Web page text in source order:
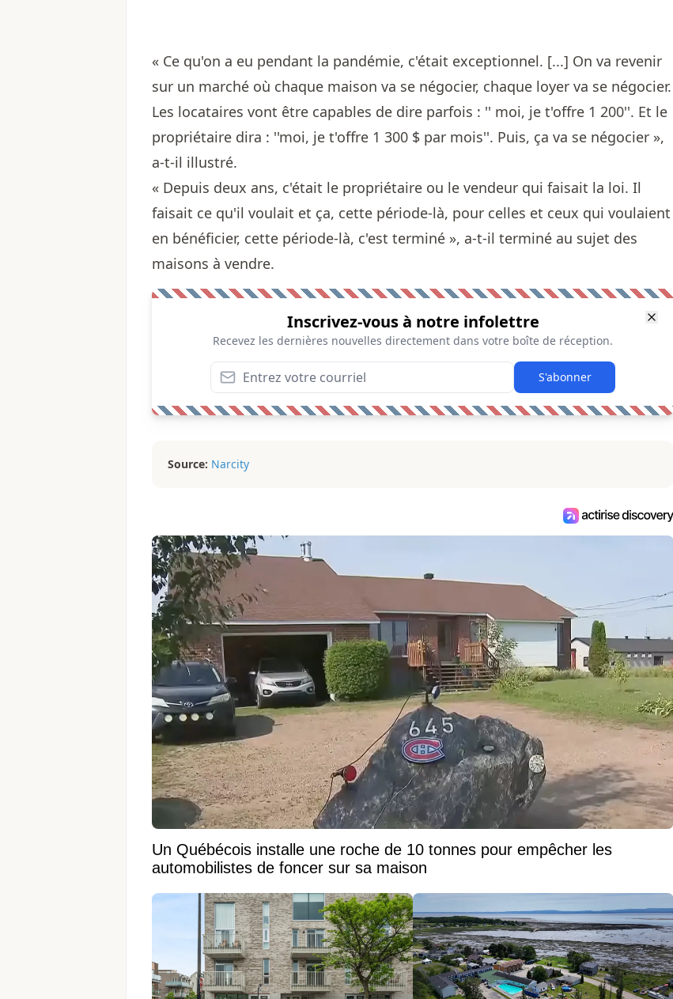
« Ce qu'on a eu pendant la pandémie, c'était exceptionnel. [...] On va revenir
sur un marché où chaque maison va se négocier, chaque loyer va se négocier.
Les locataires vont être capables de dire parfois : '' moi, je t'offre 1 200''. Et le
propriétaire dira : ''moi, je t'offre 1 300 $ par mois''. Puis, ça va se négocier »,
a-t-il illustré.
« Depuis deux ans, c'était le propriétaire ou le vendeur qui faisait la loi. Il
faisait ce qu'il voulait et ça, cette période-là, pour celles et ceux qui voulaient
en bénéficier, cette période-là, c'est terminé », a-t-il terminé au sujet des
maisons à vendre.
Inscrivez-vous à notre infolettre
Recevez les dernières nouvelles directement dans votre boîte de réception.
S'abonner
Source: Narcity
Un Québécois installe une roche de 10 tonnes pour empêcher les
automobilistes de foncer sur sa maison